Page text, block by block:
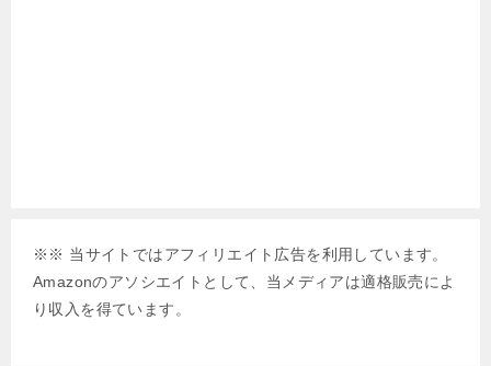
※※ 当サイトではアフィリエイト広告を利用しています。
Amazonのアソシエイトとして、当メディアは適格販売によ
り収入を得ています。